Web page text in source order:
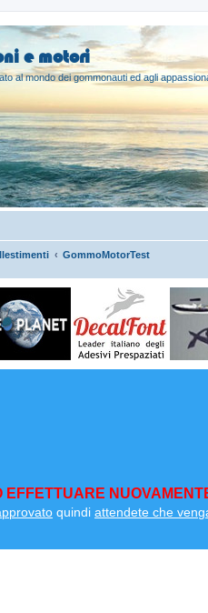
e motori
al mondo dei gommonauti ed agli
GommoMotorTest
EFFETTUARE
quindi attendete che